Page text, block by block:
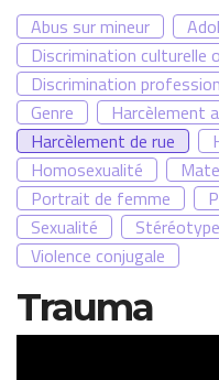
Abus sur mineur
Discrimination culturelle
Discrimination
Genre
Harcèlement
Harcèlement de rue
Homosexualité
Portrait de femme
Sexualité
Stéréotype
Violence conjugale
Trauma